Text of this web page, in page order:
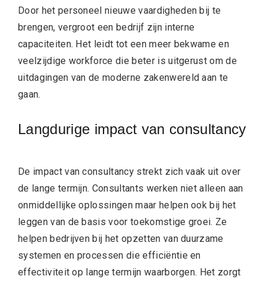
Door het personeel nieuwe vaardigheden bij te
brengen, vergroot een bedrijf zijn interne
capaciteiten. Het leidt tot een meer bekwame en
veelzijdige workforce die beter is uitgerust om de
uitdagingen van de moderne zakenwereld aan te
gaan.
Langdurige impact van consultancy
De impact van consultancy strekt zich vaak uit over
de lange termijn. Consultants werken niet alleen aan
onmiddellijke oplossingen maar helpen ook bij het
leggen van de basis voor toekomstige groei. Ze
helpen bedrijven bij het opzetten van duurzame
systemen en processen die efficiëntie en
effectiviteit op lange termijn waarborgen. Het zorgt